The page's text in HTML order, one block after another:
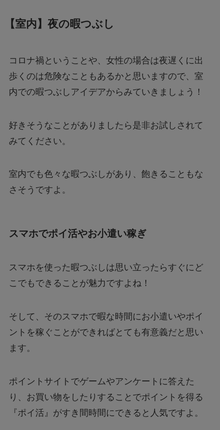
【室内】夜の暇つぶし
コロナ禍ということや、女性の場合は夜遅くに出
歩くのは危険なこともあるかと思いますので、室
内での暇つぶしアイデアからみていきましょう！
好きそうなことがありましたら是非お試しされて
みてください。
室内でも色々な暇つぶしがあり、飽きることもな
さそうですよ。
スマホでポイ活やお小遣い稼ぎ
スマホを使った暇つぶしは思い立ったらすぐにど
こでもできることが魅力ですよね！
そして、そのスマホで暇な時間にお小遣いやポイ
ントを稼ぐことができればとても有意義だと思い
ます。
ポイントサイトでゲームやアンケートに答えた
り、お買い物をしたりすることでポイントを得る
『ポイ活』がすき間時間にできると人気ですよ。